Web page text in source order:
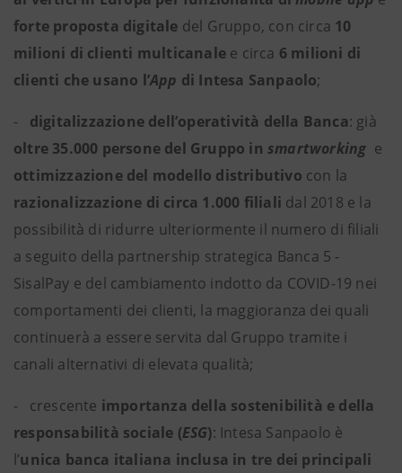
forte proposta digitale del Gruppo, con circa 10
milioni di clienti multicanale e circa 6 milioni di
clienti che usano l’App di Intesa Sanpaolo;
- digitalizzazione dell’operatività della Banca: già
oltre 35.000 persone del Gruppo in smartworking e
ottimizzazione del modello distributivo con la
razionalizzazione di circa 1.000 filiali dal 2018 e la
possibilità di ridurre ulteriormente il numero di filiali
a seguito della partnership strategica Banca 5 -
SisalPay e del cambiamento indotto da COVID-19 nei
comportamenti dei clienti, la maggioranza dei quali
continuerà a essere servita dal Gruppo tramite i
canali alternativi di elevata qualità;
- crescente importanza della sostenibilità e della
responsabilità sociale (ESG): Intesa Sanpaolo è
l’unica banca italiana inclusa in tre dei principali